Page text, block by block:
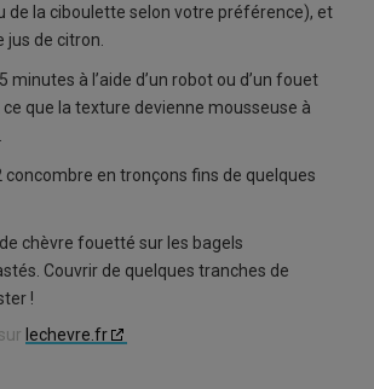
de la ciboulette selon votre préférence), et
jus de citron.
minutes à l’aide d’un robot ou d’un fouet
ce que la texture devienne mousseuse à
concombre en tronçons fins de quelques
chèvre fouetté sur les bagels
Couvrir de quelques tranches de
!
lechevre.fr